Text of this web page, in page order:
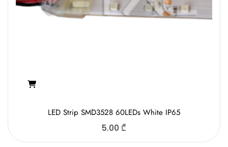
LED Strip SMD3528 60LEDs White IP65
5.00 ₾